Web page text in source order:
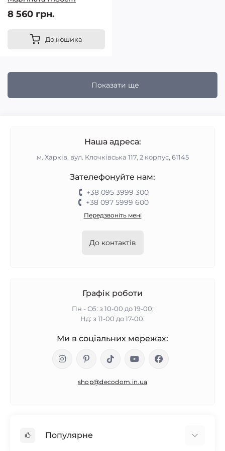
8 560 грн.
До кошика
Показати ще
Наша адреса:
м. Харків, вул. Клочківська 117, 2 корпус, 61145
Зателефонуйте нам:
+38 095 3999 300
+38 097 5999 600
Передзвоніть мені
До контактів
Графік роботи
Пн - Сб: з 10-00 до 19-00;
Нд: з 11-00 до 17-00.
Ми в соціальних мережах:
shop@decodom.in.ua
Популярне